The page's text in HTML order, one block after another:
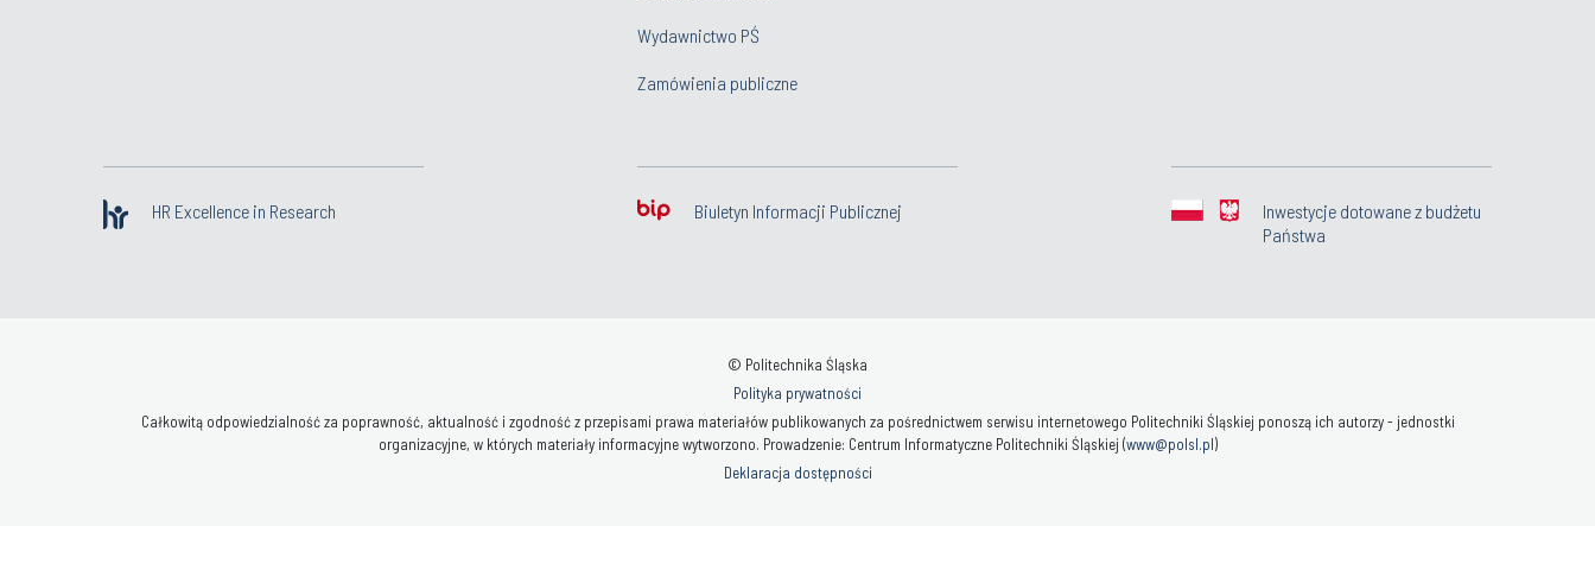
Wydawnictwo PŚ
Zamówienia publiczne
HR Excellence in Research Biuletyn Informacji Publicznej
Inwestycje dotowane z budżetu
Państwa
© Politechnika Śląska
Polityka prywatności
Całkowitą odpowiedzialność za poprawność, aktualność i zgodność z przepisami prawa materiałów publikowanych za pośrednictwem serwisu internetowego Politechniki Śląskiej ponoszą ich autorzy - jednostki
organizacyjne, w których materiały informacyjne wytworzono. Prowadzenie: Centrum Informatyczne Politechniki Śląskiej (www@polsl.pl)
Deklaracja dostępności